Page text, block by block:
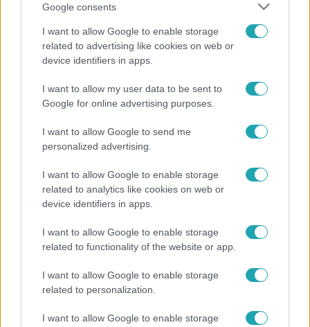
Google consents
I want to allow Google to enable storage
related to advertising like cookies on web or
device identifiers in apps.
I want to allow my user data to be sent to
Google for online advertising purposes.
I want to allow Google to send me
personalized advertising.
I want to allow Google to enable storage
related to analytics like cookies on web or
device identifiers in apps.
I want to allow Google to enable storage
related to functionality of the website or app.
I want to allow Google to enable storage
related to personalization.
I want to allow Google to enable storage
Bódi Guszti és Margó büszkén jelentették be:
megvan a család első diplomása
„A csúcs opcionális, a biztonságos hazatérés